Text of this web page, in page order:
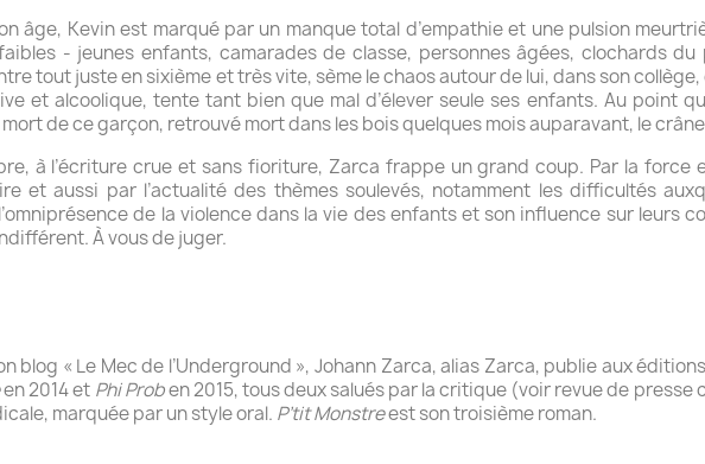
âge, Kevin est marqué par un manque total d’empathie et une pulsion
- jeunes enfants, camarades de classe, personnes âgées, clochards
tout juste en sixième et très vite, sème le chaos autour de lui, dans son
et alcoolique, tente tant bien que mal d’élever seule ses enfants. Au point
de ce garçon, retrouvé mort dans les bois quelques mois auparavant, le
à l’écriture crue et sans fioriture, Zarca frappe un grand coup. Par la force
et aussi par l’actualité des thèmes soulevés, notamment les difficultés
de la violence dans la vie des enfants et son influence sur leurs
À vous de juger.
blog « Le Mec de l’Underground », Johann Zarca, alias Zarca, publie aux
en 2014 et Phi Proben 2015, tous deux salués par la critique (voir revue de
marquée par un style oral. P’tit Monstreest son troisième roman.